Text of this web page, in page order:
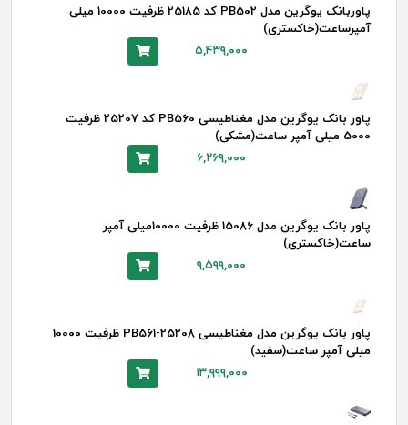
پاوربانک یوگرین مدل PB502 کد 25185 ظرفیت 10000 میلی
آمپرساعت(خاکستری)
۵,۴۳۹,۰۰۰
پاور بانک یوگرین مدل مغناطیسی PB560 کد 25207 ظرفیت
5000 میلی آمپر ساعت(مشکی)
۶,۲۶۹,۰۰۰
پاور بانک یوگرین مدل 15086 ظرفیت 10000میلی آمپر
ساعت(خاکستری)
۹,۵۹۹,۰۰۰
پاور بانک یوگرین مدل مغناطیسی PB561-25208 ظرفیت 10000
میلی آمپر ساعت(سفید)
۱۳,۹۹۹,۰۰۰